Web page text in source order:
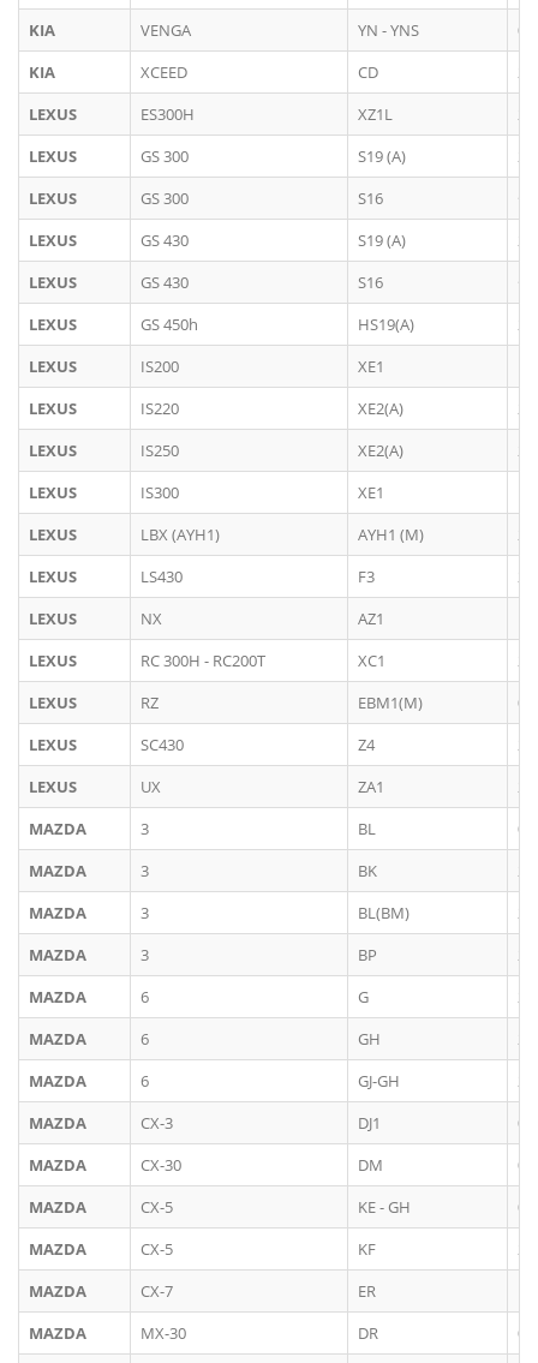
KIA VENGA YN - YNS
KIA
XCEED CD
LEXUS
ES300H XZ1L
LEXUS
GS 300 S19 (A)
LEXUS
GS 300 S16
<
LEXUS
GS 430 S19 (A)
LEXUS
GS 430 S16
<
LEXUS
GS 450h HS19(A)
LEXUS
IS200 XE1
LEXUS
IS220 XE2(A)
LEXUS
IS250 XE2(A)
LEXUS
IS300 XE1
LEXUS
LBX (AYH1) AYH1 (M)
LEXUS
LS430 F3
LEXUS
NX AZ1
LEXUS
RC 300H - RC200T XC1
LEXUS
RZ EBM1(M)
LEXUS
SC430 Z4
LEXUS
UX ZA1
MAZDA
3 BL
MAZDA
3 BK
MAZDA
3 BL(BM)
MAZDA
3 BP
MAZDA
6 G
MAZDA
6 GH
MAZDA
6 GJ-GH
MAZDA
CX-3 DJ1
MAZDA
CX-30 DM
MAZDA
CX-5 KE - GH
MAZDA
CX-5 KF
MAZDA
CX-7 ER
MAZDA
MX-30 DR